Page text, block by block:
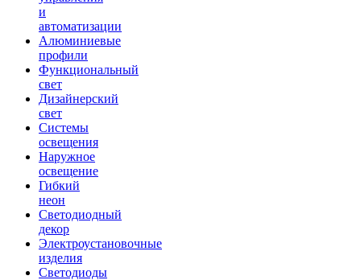
и
автоматизации
Алюминиевые
профили
Функциональный
свет
Дизайнерский
свет
Системы
освещения
Наружное
освещение
Гибкий
неон
Светодиодный
декор
Электроустановочные
изделия
Светодиоды